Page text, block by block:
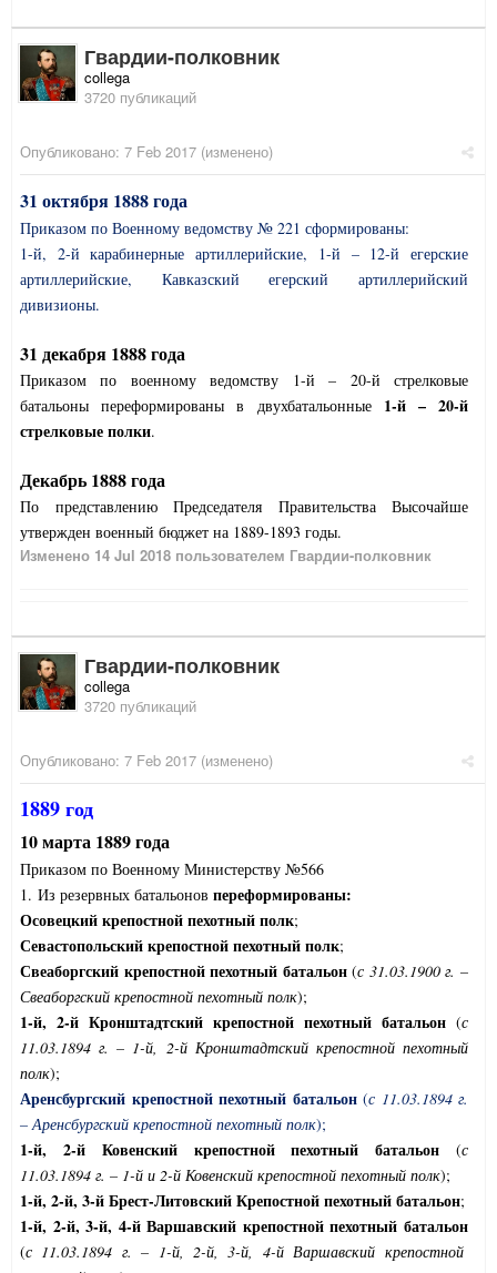
Гвардии-полковник
collega
3720 публикаций
Опубликовано: 7 Feb 2017 (изменено)
31 октября 1888 года
Приказом по Военному ведомству № 221 сформированы:
1-й, 2-й карабинерные артиллерийские, 1-й – 12-й егерские
артиллерийские, Кавказский егерский артиллерийский
дивизионы.
31 декабря 1888 года
Приказом по военному ведомству 1-й – 20-й стрелковые
батальоны переформированы в двухбатальонные 1-й – 20-й
стрелковые полки.
Декабрь 1888 года
По представлению Председателя Правительства Высочайше
утвержден военный бюджет на 1889-1893 годы.
Изменено 14 Jul 2018 пользователем Гвардии-полковник
Гвардии-полковник
collega
3720 публикаций
Опубликовано: 7 Feb 2017 (изменено)
1889 год
10 марта 1889 года
Приказом по Военному Министерству №566
1. Из резервных батальонов переформированы:
Осовецкий крепостной пехотный полк;
Севастопольский крепостной пехотный полк;
Свеаборгский крепостной пехотный батальон(с 31.03.1900 г. –
Свеаборгский крепостной пехотный полк);
1-й, 2-й Кронштадтский крепостной пехотный батальон (с
11.03.1894 г. – 1-й, 2-й Кронштадтский крепостной пехотный
полк);
Аренсбургский крепостной пехотный батальон(с 11.03.1894 г.
– Аренсбургский крепостной пехотный полк);
1-й, 2-й Ковенский крепостной пехотный батальон (с
11.03.1894 г. – 1-й и 2-й Ковенский крепостной пехотный полк);
1-й, 2-й, 3-й Брест-Литовский Крепостной пехотный батальон;
1-й, 2-й, 3-й, 4-й Варшавский крепостной пехотный батальон
(с 11.03.1894 г. – 1-й, 2-й, 3-й, 4-й Варшавский крепостной